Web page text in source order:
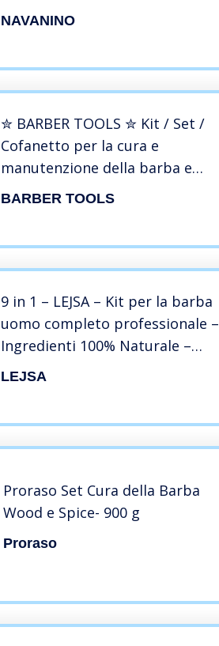
regolabarba/rifinitore per il
NAVANINO
✮ BARBER TOOLS ✮ Kit / Set /
Cofanetto per la cura e
manutenzione della barba e
radersi | Cosmetici Made in
BARBER TOOLS
9 in 1 – LEJSA – Kit per la barba
uomo completo professionale –
Ingredienti 100% Naturale –
Contiene Shampoo Balsamo Olio
LEJSA
Proraso Set Cura della Barba
Wood e Spice- 900 g
Proraso